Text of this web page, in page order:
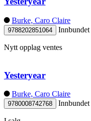
Burke, Caro Claire
9788202851064 Innbundet
Nytt opplag ventes
Yesteryear
Burke, Caro Claire
9780008742768 Innbundet